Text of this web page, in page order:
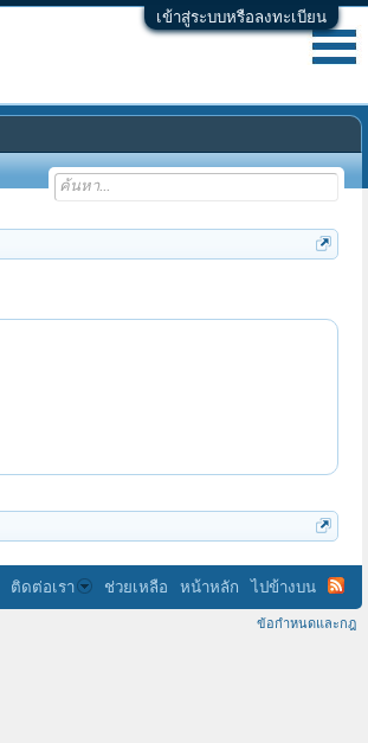
เข้าสู่ระบบหรือลงทะเบียน
ติดต่อเรา ช่วยเหลือ หน้าหลัก ไปข้างบน
ข้อกำหนดและกฎ